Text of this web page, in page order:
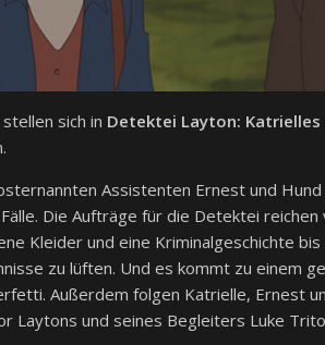
sich in Detektei Layton:
Assistenten Ernest und
Die Aufträge für die Detektei
Kleider und eine Kriminalgeschichte
zu lüften. Und es kommt zu einem
Außerdem folgen Katrielle, Ernest
Laytons und seines Begleiters Luke